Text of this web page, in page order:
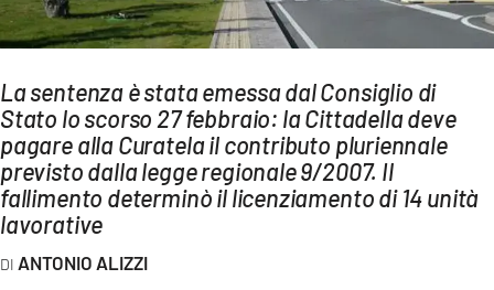
LAC NETWORK
LAC ONAIR
LaC
Network
LACPLAY.IT
LACTV.IT
La sentenza è stata emessa dal Consiglio di
Stato lo scorso 27 febbraio: la Cittadella deve
pagare alla Curatela il contributo pluriennale
previsto dalla legge regionale 9/2007. Il
fallimento determinò il licenziamento di 14 unità
lavorative
ANTONIO ALIZZI